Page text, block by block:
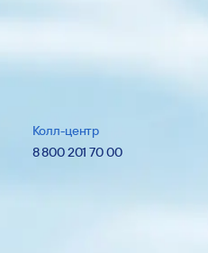
Колл-центр
8 800 201 70 00